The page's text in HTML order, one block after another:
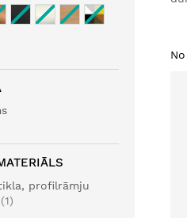
No
profilrāmju
1